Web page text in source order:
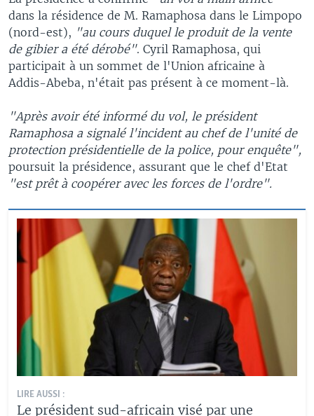
dans la résidence de M. Ramaphosa dans le Limpopo
(nord-est), "au cours duquel le produit de la vente
de gibier a été dérobé". Cyril Ramaphosa, qui
participait à un sommet de l'Union africaine à
Addis-Abeba, n'était pas présent à ce moment-là.
"Après avoir été informé du vol, le président
Ramaphosa a signalé l'incident au chef de l'unité de
protection présidentielle de la police, pour enquête",
poursuit la présidence, assurant que le chef d'Etat
"est prêt à coopérer avec les forces de l'ordre".
LIRE AUSSI :
Le président sud-africain visé par une